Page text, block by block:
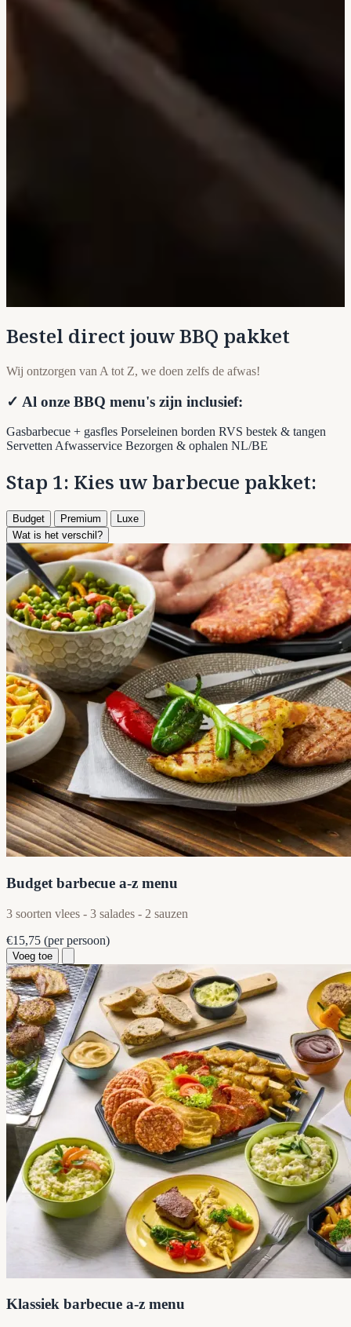
Bestel direct jouw BBQ pakket
Wij ontzorgen van A tot Z, we doen zelfs de afwas!
✓ Al onze BBQ menu's zijn inclusief:
Gasbarbecue + gasfles Porseleinen borden RVS bestek & tangen
ServettenAfwasservice Bezorgen & ophalen NL/BE
Stap 1: Kies uw barbecue pakket:
Budget Premium
Luxe
Wat is het verschil?
Budget barbecue a-z menu
3 soorten vlees - 3 salades - 2 sauzen
€15,75 (per persoon)
Voeg toe
Klassiek barbecue a-z menu